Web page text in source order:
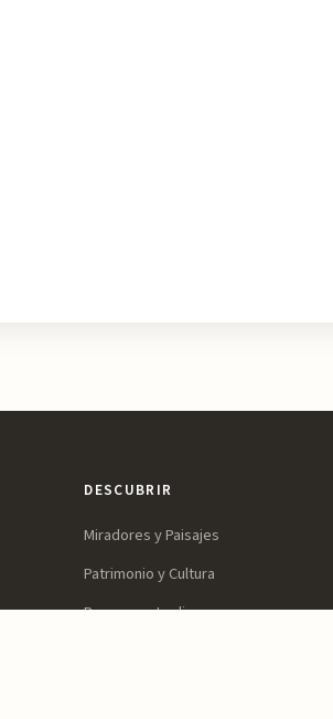
DESCUBRIR
Miradores y Paisajes
Patrimonio y Cultura
Parques y Jardines